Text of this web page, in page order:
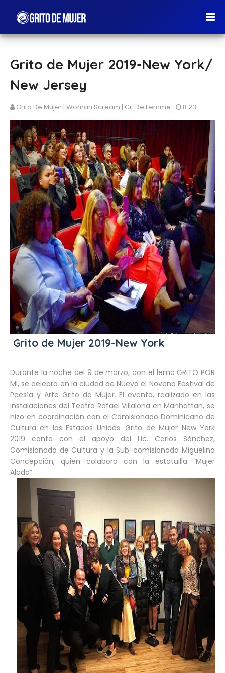
Grito de Mujer 2019-New York/
New Jersey
Grito De Mujer | Woman Scream | Cri De Femme 8:23
Grito de Mujer 2019-New York
Durante la noche del 9 de marzo, con el lema GRITO POR
MI, se celebro en la ciudad de Nueva el Noveno Festival de
Poesía y Arte Grito de Mujer. El evento, realizado en las
instalaciones del Teatro Rafael Villalona en Manhattan, se
hizo en coordinación con el Comisionado Dominicano de
Cultura en los Estados Unidos. Grito de Mujer New York
2019 conto con el apoyo del Lic. Carlos Sánchez,
Comisionado de Cultura y la Sub-comisionada Miguelina
Concepción, quien colaboro con la estatuilla “Mujer
Alada”.